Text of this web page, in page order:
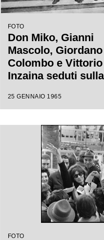
FOTO
Don Miko, Gianni
Mascolo, Giordano
Colombo e Vittorio
Inzaina seduti sulla
municipale nei
25 GENNAIO 1965
FOTO